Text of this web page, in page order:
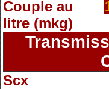
Couple au
litre (mkg)
Scx